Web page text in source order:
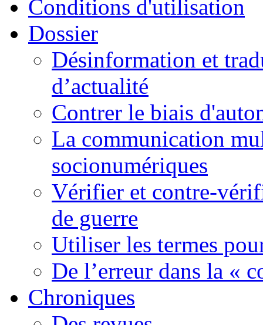
Conditions d'utilisation
Dossier
Désinformation et
d’actualité
Contrer le biais
La communication
socionumériques
Vérifier et contre-
de guerre
Utiliser les termes
De l’erreur dans la «
Chroniques